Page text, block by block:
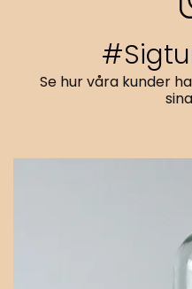
Se hur våra kunder